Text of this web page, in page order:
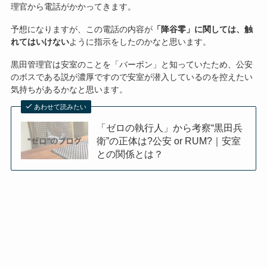
理官から電話がかかってきます。
予想になりますが、この電話の内容が「降谷零」に関しては、触
れてはいけないように指示をしたのかなと思います。
黒田管理官は安室のことを「バーボン」と知っていたため、公安
のボスである説が濃厚ですので安室が潜入しているのを控えたい
気持ちがあるかなと思います。
あわせて読みたい
「ゼロの執行人」から考察“黒田兵
衛”の正体は?公安 or RUM?｜安室
との関係とは？